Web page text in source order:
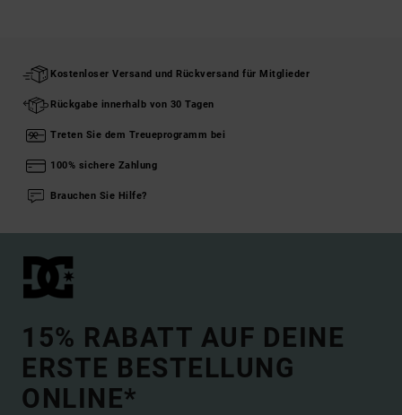
Kostenloser Versand und Rückversand für Mitglieder
Rückgabe innerhalb von 30 Tagen
Treten Sie dem Treueprogramm bei
100% sichere Zahlung
Brauchen Sie Hilfe?
15% RABATT AUF DEINE
ERSTE BESTELLUNG
ONLINE*